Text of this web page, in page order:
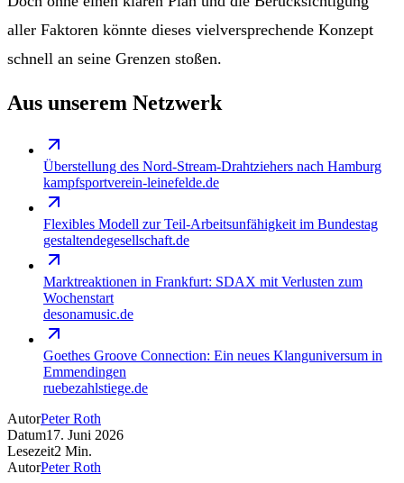
aller Faktoren könnte dieses vielversprechende Konzept
schnell an seine Grenzen stoßen.
Aus unserem Netzwerk
Überstellung des Nord-Stream-Drahtziehers nach Hamburg
kampfsportverein-leinefelde.de
Flexibles Modell zur Teil-Arbeitsunfähigkeit im Bundestag
gestaltendegesellschaft.de
Marktreaktionen in Frankfurt: SDAX mit Verlusten zum
Wochenstart
desonamusic.de
Goethes Groove Connection: Ein neues Klanguniversum in
Emmendingen
ruebezahlstiege.de
AutorPeter Roth
Datum17. Juni 2026
Lesezeit2 Min.
AutorPeter Roth